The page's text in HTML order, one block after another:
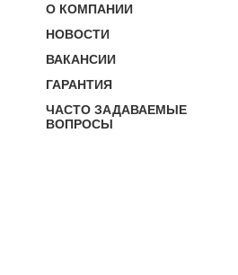
О КОМПАНИИ
НОВОСТИ
ВАКАНСИИ
ГАРАНТИЯ
ЧАСТО ЗАДАВАЕМЫЕ
ВОПРОСЫ